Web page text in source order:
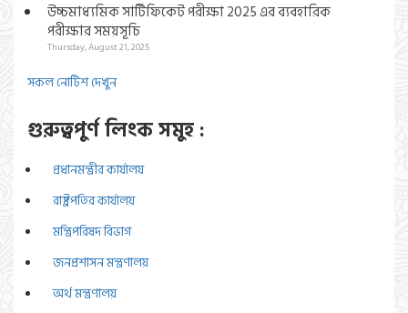
উচ্চমাধ্যমিক সার্টিফিকেট পরীক্ষা 2025 এর ব্যবহারিক
পরীক্ষার সময়সূচি
Thursday, August 21, 2025
সকল নোটিশ দেখুন
গুরুত্বপুর্ণ লিংক সমুহ :
প্রধানমন্ত্রীর কার্যালয়
রাষ্ট্রপতির কার্যালয়
মন্ত্রিপরিষদ বিভাগ
জনপ্রশাসন মন্ত্রণালয়
অর্থ মন্ত্রণালয়